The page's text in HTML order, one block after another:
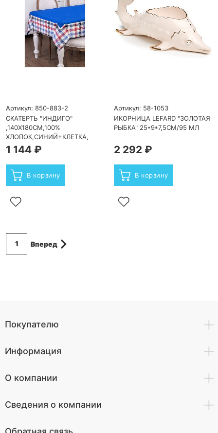
Артикул: 850-883-2
СКАТЕРТЬ "ИНДИГО"
,140Х180СМ,100%
ХЛОПОК,СИНИЙ+КЛЕТКА,
1 144 ₽
В корзину
Артикул: 58-1053
ИКОРНИЦА LEFARD "ЗОЛОТАЯ
РЫБКА" 25*9*7,5СМ/95 МЛ
2 292 ₽
В корзину
1 Вперед
Покупателю
Информация
О компании
Сведения о компании